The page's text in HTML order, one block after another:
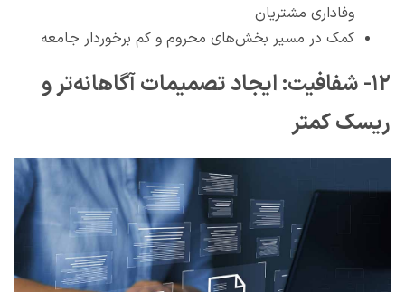
وفاداری مشتریان
کمک در مسیر بخش‌های محروم و کم برخوردار جامعه
۱۲- شفافیت: ایجاد تصمیمات آگاهانه‌تر و
ریسک کمتر